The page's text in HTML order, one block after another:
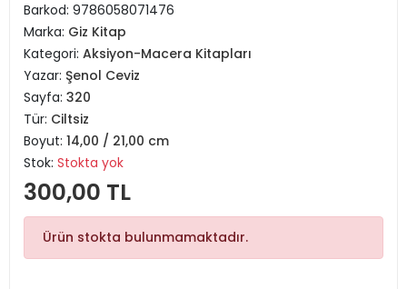
Barkod: 9786058071476
Marka: Giz Kitap
Kategori: Aksiyon-Macera Kitapları
Yazar: Şenol Ceviz
Sayfa: 320
Tür: Ciltsiz
Boyut: 14,00 / 21,00 cm
Stok: Stokta yok
300,00 TL
Ürün stokta bulunmamaktadır.